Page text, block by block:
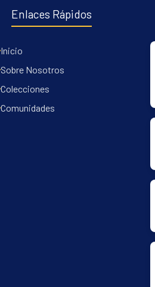
Enlaces Rápidos
Inicio
Sobre Nosotros
Colecciones
Comunidades